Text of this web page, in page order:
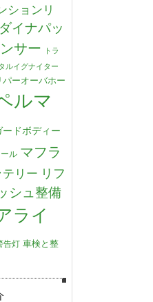
ションリ
ダイナパッ
サー
トラ
ルイグナイター
ーオーバホー
ルマ
ードボディー
ル マフラ
テリー リフ
シュ整備
ライ
告灯 車検と整